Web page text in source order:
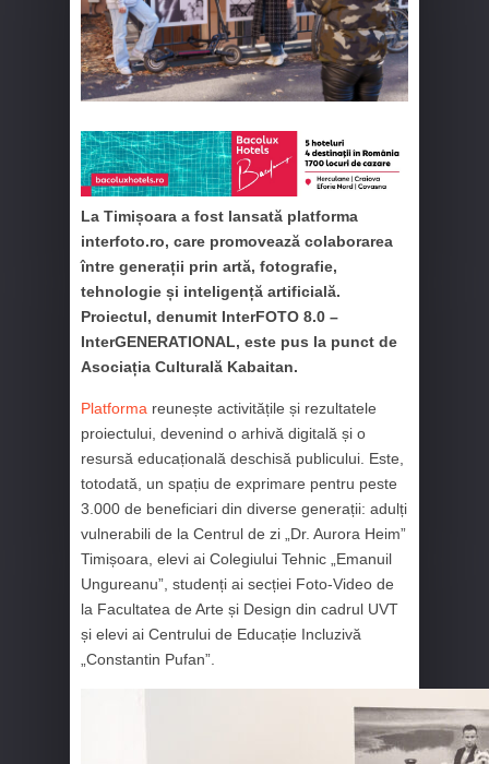
La Timișoara a fost lansată platforma
interfoto.ro, care promovează colaborarea
între generații prin artă, fotografie,
tehnologie și inteligență artificială.
Proiectul, denumit InterFOTO 8.0 –
InterGENERATIONAL, este pus la punct de
Asociația Culturală Kabaitan.
Platforma reunește activitățile și rezultatele
proiectului, devenind o arhivă digitală și o
resursă educațională deschisă publicului. Este,
totodată, un spațiu de exprimare pentru peste
3.000 de beneficiari din diverse generații: adulți
vulnerabili de la Centrul de zi „Dr. Aurora Heim”
Timișoara, elevi ai Colegiului Tehnic „Emanuil
Ungureanu”, studenți ai secției Foto-Video de
la Facultatea de Arte și Design din cadrul UVT
și elevi ai Centrului de Educație Incluzivă
„Constantin Pufan”.